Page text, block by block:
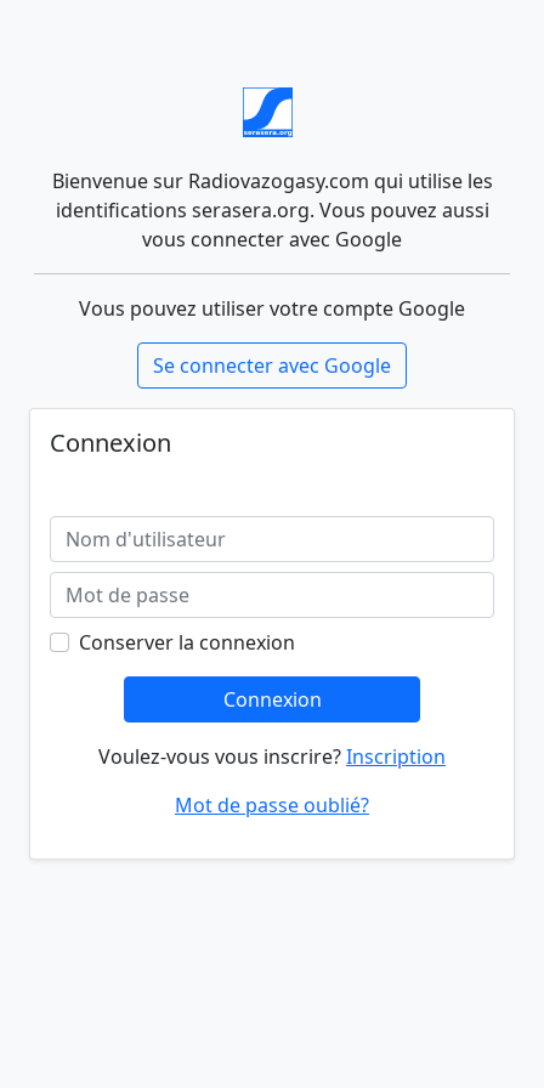
Bienvenue sur Radiovazogasy.com qui utilise les
identifications serasera.org. Vous pouvez aussi
vous connecter avec Google
Vous pouvez utiliser votre compte Google
Se connecter avec Google
Connexion
Conserver la connexion
Connexion
Voulez-vous vous inscrire?Inscription
Mot de passe oublié?